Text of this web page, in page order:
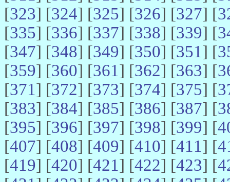
[323] [324] [325] [326] [327] [
[335] [336] [337] [338] [339] [
[347] [348] [349] [350] [351] [
[359] [360] [361] [362] [363] [
[371] [372] [373] [374] [375] [
[383] [384] [385] [386] [387] [
[395] [396] [397] [398] [399] [
[407] [408] [409] [410] [411] [
[419] [420] [421] [422] [423] [